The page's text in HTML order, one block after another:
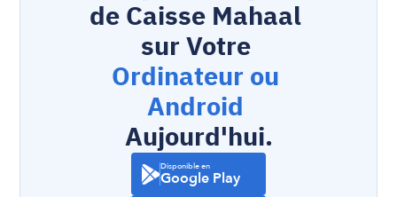
de Caisse Mahaal
sur Votre
Ordinateur ou
Android
Aujourd'hui.
Disponible en
Google Play